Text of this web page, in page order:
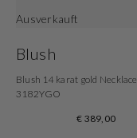
Ausverkauft
Blush
Blush 14 karat gold Necklace
3182YGO
€ 389,00